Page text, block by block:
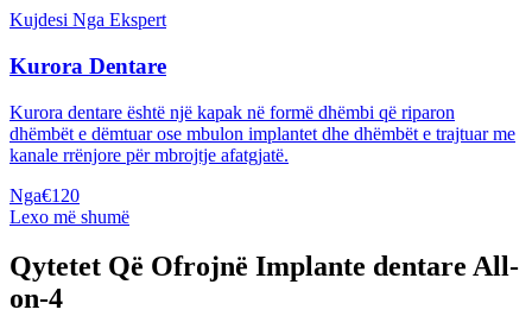
Kujdesi Nga Ekspert
Kurora Dentare
Kurora dentare është një kapak në formë dhëmbi që riparon
dhëmbët e dëmtuar ose mbulon implantet dhe dhëmbët e trajtuar me
kanale rrënjore për mbrojtje afatgjatë.
Nga€120
Lexo më shumë
Qytetet Që Ofrojnë Implante dentare All-
on-4